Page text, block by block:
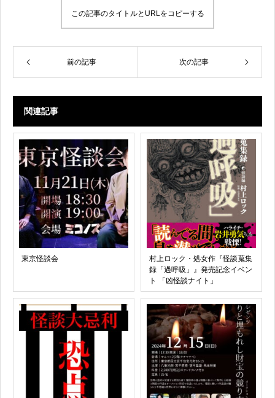
この記事のタイトルとURLをコピーする
前の記事 次の記事
関連記事
東京怪談会
村上ロック・処女作『怪談蒐集
録「過呼吸」』発売記念イベン
ト 「凶怪談ナイト」